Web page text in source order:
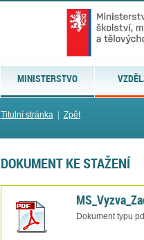
MINISTERSTVO
Titulní stránka| Zpět
DOKUMENT KE STAŽENÍ
Dokument typu